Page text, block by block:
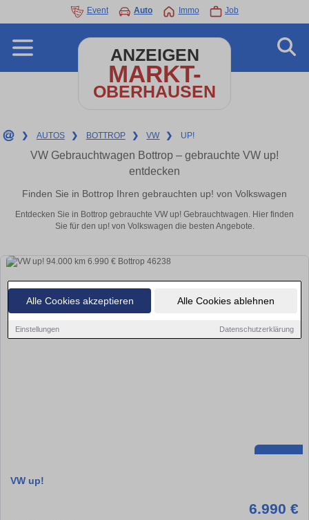
Alle Cookies akzeptieren Alle Cookies ablehnen
Einstellungen Datenschutzerklärung
Event Auto Immo Job
ANZEIGEN
MARKT-
OBERHAUSEN
❯ AUTOS ❯ BOTTROP ❯ VW ❯ UP!
VW Gebrauchtwagen Bottrop – gebrauchte VW up!
entdecken
Finden Sie in Bottrop Ihren gebrauchten up! von Volkswagen
Entdecken Sie in Bottrop gebrauchte VW up! Gebrauchtwagen. Hier finden
Sie für den up! von Volkswagen die besten Angebote.
VW up!
6.990 €